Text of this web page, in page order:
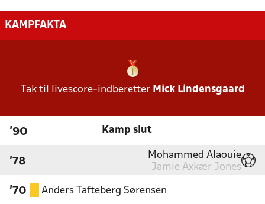
KAMPFAKTA
Tak til livescore-indberetter Mick Lindensgaard
'90 Kamp slut
'78
Mohammed Alaouie
Jamie Axkær Jones
'70 Anders Tafteberg Sørensen